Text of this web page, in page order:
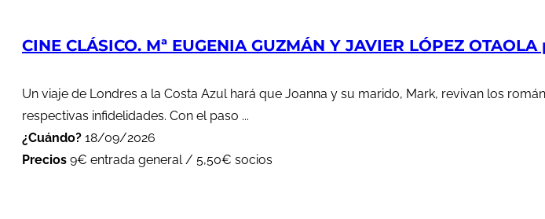
CINE CLÁSICO. Mª EUGENIA GUZMÁN Y JAVIER LÓPEZ
Un viaje de Londres a la Costa Azul hará que Joanna y su marido, Mark, revivan los
respectivas infidelidades. Con el paso ...
¿Cuándo? 18/09/2026
Precios 9€ entrada general / 5,50€ socios